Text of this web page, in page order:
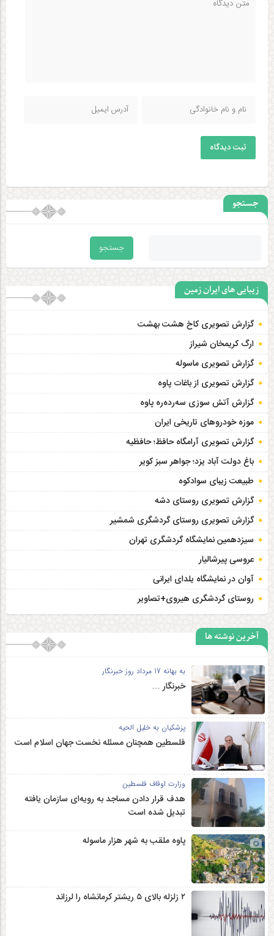
ثبت دیدگاه
جستجو
زیبایی های ایران زمین
گزارش تصویری کاخ هشت‌ بهشت
ارگ کریمخان شیراز
گزارش تصویری ماسوله
گزارش تصویری از باغات پاوه
گزارش آتش سوزی سەردەرە پاوه
موزه خودروهای تاریخی ایران
گزارش تصویری آرامگاه حافظ؛ حافظیه‎
باغ دولت آباد یزد؛ جواهر سبز کویر
طبیعت زیبای سوادکوه
گزارش تصویری روستای دشه
گزارش تصویری روستای گردشگری شمشیر
سیزدهمین نمایشگاه گردشگری تهران
عروسی پیرشالیار
آوان در نمایشگاه یلدای ایرانی
روستای گردشگری هیروی+تصاویر
آخرین نوشته ها
به بهانه 17 مرداد روز خبرنگار
خبرنگار …
پزشکیان به خلیل الحیه
فلسطین همچنان مسئله نخست جهان اسلام است
وزارت اوقاف فلسطین
هدف قرار دادن مساجد به رویه‌ای سازمان‌ یافته
تبدیل شده است
پاوه ملقب به شهر هزار ماسوله
۲ زلزله‌ بالای ۵ ریشتر کرمانشاه را لرزاند